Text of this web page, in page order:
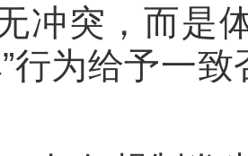
冲突，而是
行为给予一